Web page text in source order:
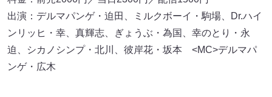
出演：デルマパンゲ・迫田、ミルクボーイ・駒場、Dr.ハイ
ンリッヒ・幸、真輝志、ぎょうぶ・為国、幸のとり・永
迫、シカノシンプ・北川、彼岸花・坂本 <MC>デルマパ
ンゲ・広木